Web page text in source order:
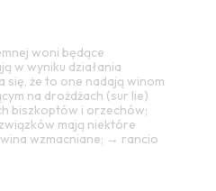
woni będące
w wyniku działania
się, że to one nadają winom
na drożdżach (sur lie)
biszkoptów i orzechów;
mają niektóre
wzmacniane; → rancio